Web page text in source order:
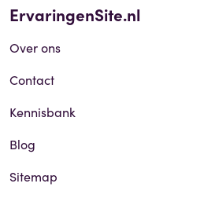
ErvaringenSite.nl
Over ons
Contact
Kennisbank
Blog
Sitemap